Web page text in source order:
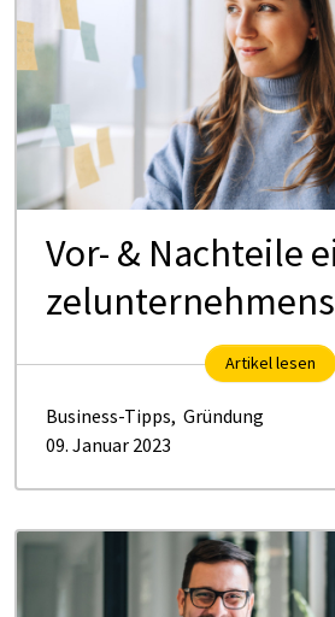
Vor- & Nach­tei­le
zel­un­ter­neh­mens
Artikel lesen
Business-Tipps, Gründung
09. Januar 2023